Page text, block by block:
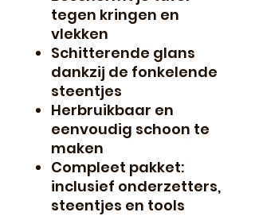
tegen kringen en
vlekken
Schitterende glans
dankzij de fonkelende
steentjes
Herbruikbaar en
eenvoudig schoon te
maken
Compleet pakket:
inclusief onderzetters,
steentjes en tools